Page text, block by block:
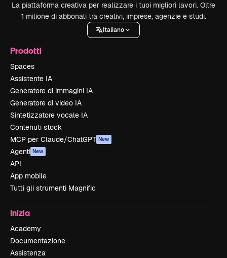
La piattaforma creativa per realizzare i tuoi migliori lavori. Oltre
1 milione di abbonati tra creativi, imprese, agenzie e studi.
Italiano
Prodotti
Spaces
Assistente IA
Generatore di immagini IA
Generatore di video IA
Sintetizzatore vocale IA
Contenuti stock
MCP per Claude/ChatGPT New
Agenti New
API
App mobile
Tutti gli strumenti Magnific
Inizia
Academy
Documentazione
Assistenza